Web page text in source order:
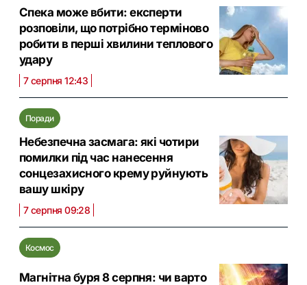
Спека може вбити: експерти
розповіли, що потрібно терміново
робити в перші хвилини теплового
удару
7 серпня 12:43
Поради
Небезпечна засмага: які чотири
помилки під час нанесення
сонцезахисного крему руйнують
вашу шкіру
7 серпня 09:28
Космос
Магнітна буря 8 серпня: чи варто